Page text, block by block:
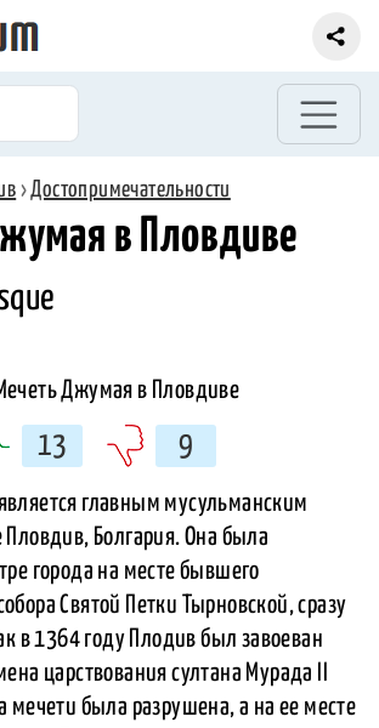
›Достопримечательности
в Пловдиве
13 9
главным мусульманским
Болгария. Она была
города на месте бывшего
Святой Петки Тырновской, сразу
в 1364 году Плодив был завоеван
царствования султана Мурада ІІ
мечети была разрушена, а на ее месте